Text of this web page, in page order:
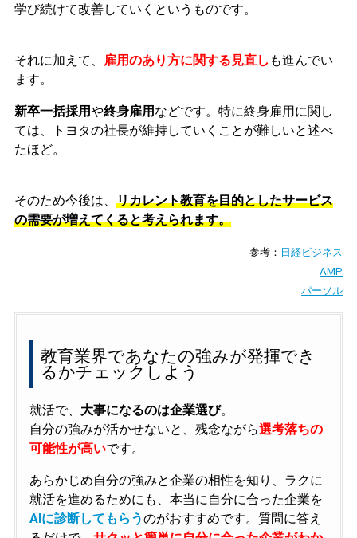
学び続けて改善していくというものです。
それに加えて、 雇用のあり方に関する見直し も進んでい
ます。
新卒一括採用や終身雇用 などです。特に終身雇用に関し
ては、トヨタの社長が維持していくことが難しいと述べ
たほど。
そのため今後は、 リカレント教育を目的としたサービス
の需要が増えてくると考えられます。
参考： 日経ビジネス
AMP
パーソル
教育業界であなたの強みが発揮でき
るかチェックしよう
就活で、 大事になるのは企業選び。
自分の強みが活かせないと、残念ながら選考落ちの
可能性が高いです。
あらかじめ自分の強みと企業の相性を知り、ラクに
就活を進めるためにも、本当に自分に合った企業を
AIに診断してもらうのがおすすめです。質問に答え